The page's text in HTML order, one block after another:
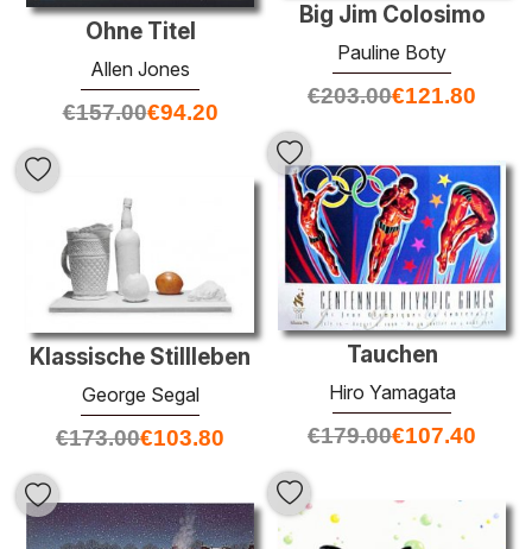
Ohne Titel
Allen Jones
€157.00€94.20
Big Jim Colosimo
Pauline Boty
€203.00€121.80
Tauchen
Hiro Yamagata
€179.00€107.40
Klassische Stillleben
George Segal
€173.00€103.80